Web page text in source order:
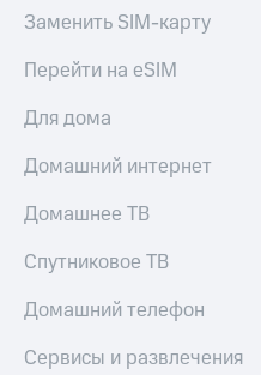
Заменить SIM-карту
Перейти на eSIM
Для дома
Домашний интернет
Домашнее ТВ
Спутниковое ТВ
Домашний телефон
Сервисы и развлечения